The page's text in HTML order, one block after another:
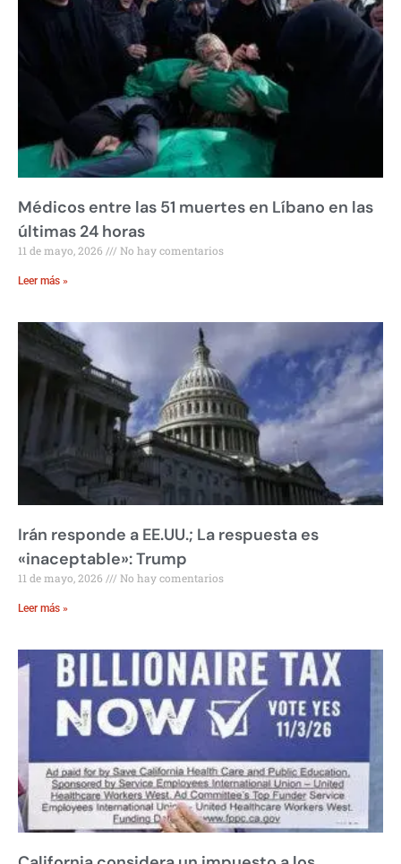
Médicos entre las 51 muertes en Líbano en las
últimas 24 horas
11 de mayo, 2026 No hay comentarios
Leer más »
Irán responde a EE.UU.; La respuesta es
«inaceptable»: Trump
11 de mayo, 2026 No hay comentarios
Leer más »